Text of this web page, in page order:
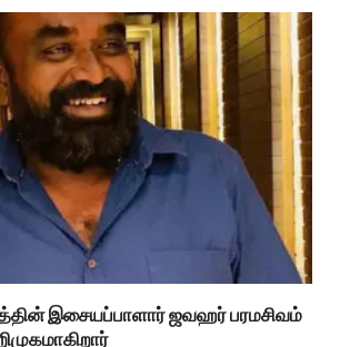
இசையப்பாளார் ஜவஹர் பரமசிவம்